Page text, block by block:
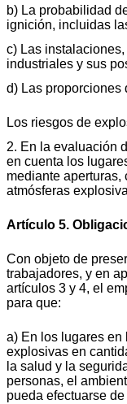
b) La probabilidad
ignición, incluidas
c) Las
industriales y sus
d) Las proporciones
Los riesgos de
2. En la evaluación
en cuenta los
mediante
atmósferas
Artículo 5.
Con objeto de
trabajadores, y en
artículos 3 y 4, el
para que:
a) En los lugares en
explosivas en
la salud y la
personas, el
pueda efectuarse